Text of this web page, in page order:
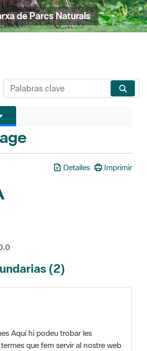
de Parcs Naturals
Detalles Imprimir
La valoración media es de 0 estrellas de
(2)
Aquí hi podeu trobar les
que fem servir al nostre web